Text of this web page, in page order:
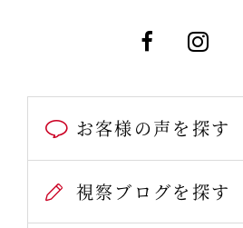
お客様の声を探す
視察ブログを探す